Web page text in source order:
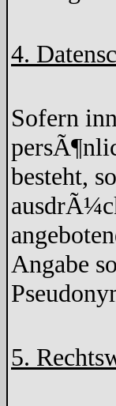
4.
Sofern
besteht,
Angabe
5.